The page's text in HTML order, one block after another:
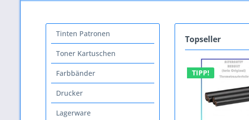
Tinten Patronen
Toner Kartuschen
Farbbänder
Drucker
Lagerware
Topseller
TIPP!